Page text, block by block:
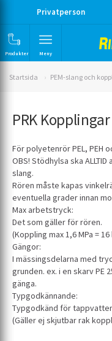
Privatperson
Produkter Meny
Startsida PEM-slang och
PRK Kopplingar
För polyetenrör PEL, PEH
OBS! Stödhylsa ska
slang.
Rören måste kapas
eventuella grader innan
Max arbetstryck:
Det som gäller för rören.
(Koppling max 1,6 MPa = 16
Gängor:
I mässingsdelarna med
grunden. ex. i en skarv PE
gänga.
Typgodkännande:
Typgodkänd för
(Gäller ej skjutbar rak